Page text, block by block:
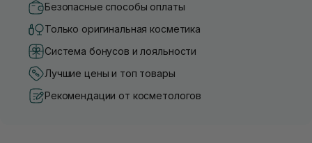
Безопасные способы оплаты
Только оригинальная косметика
Система бонусов и лояльности
Лучшие цены и топ товары
Рекомендации от косметологов